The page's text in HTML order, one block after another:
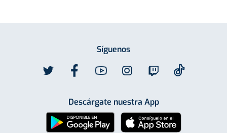
Síguenos
Descárgate nuestra App